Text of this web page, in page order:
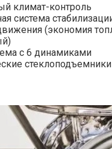
климат-контроль
система
(экономия
с 6 динамиками